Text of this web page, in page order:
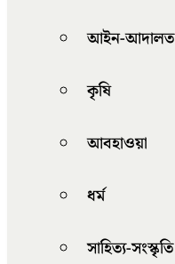
আইন-আদালত
কৃষি
আবহাওয়া
ধর্ম
সাহিত্য-সংস্কৃতি